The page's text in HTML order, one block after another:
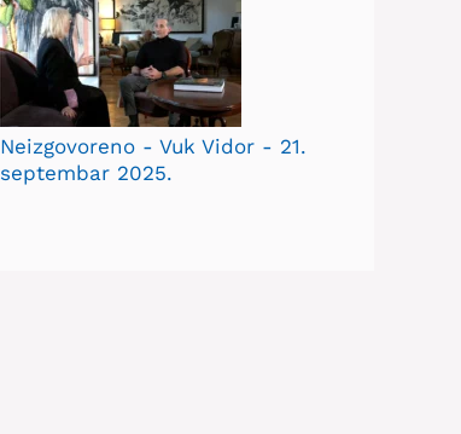
Neizgovoreno - Vuk Vidor - 21.
septembar 2025.